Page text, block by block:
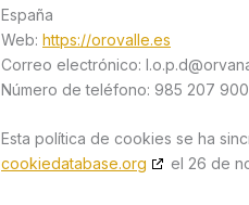
España
Web: https://orovalle.es
Correo electrónico: l.o.p.d@
Número de teléfono: 985 207 900
Esta política de cookies se ha
cookiedatabase.org
el 26 de